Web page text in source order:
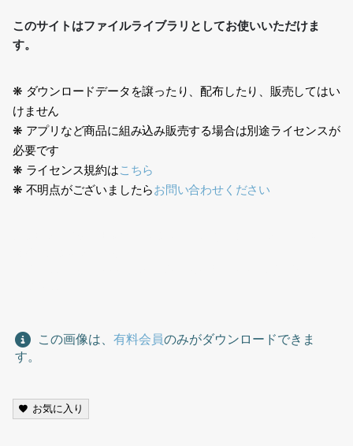
このサイトはファイルライブラリとしてお使いいただけま
す。
❋ ダウンロードデータを譲ったり、配布したり、販売してはい
けません
❋ アプリなど商品に組み込み販売する場合は別途ライセンスが
必要です
❋ ライセンス規約はこちら
❋ 不明点がございましたらお問い合わせください
この画像は、 有料会員のみがダウンロードできま
す。
お気に入り